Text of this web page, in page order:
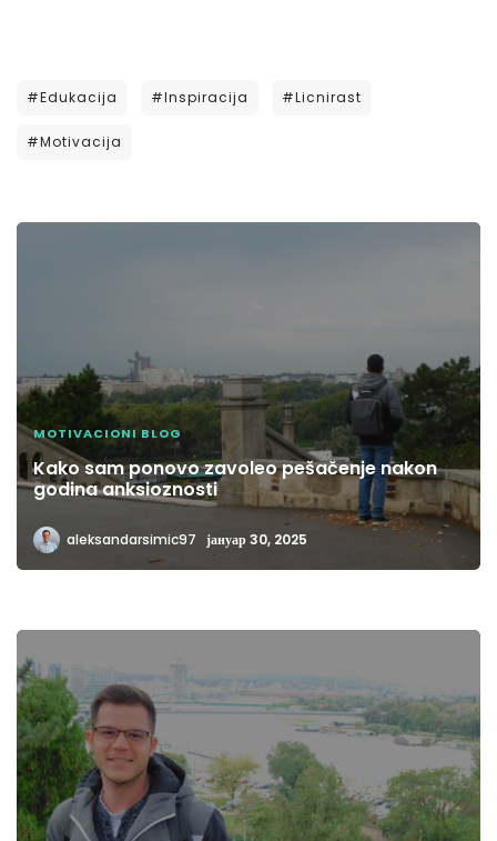
#edukacija #inspiracija #licnirast
#motivacija
MOTIVACIONI BLOG
Kako sam ponovo zavoleo pešačenje nakon
godina anksioznosti
aleksandarsimic97 јануар 30, 2025